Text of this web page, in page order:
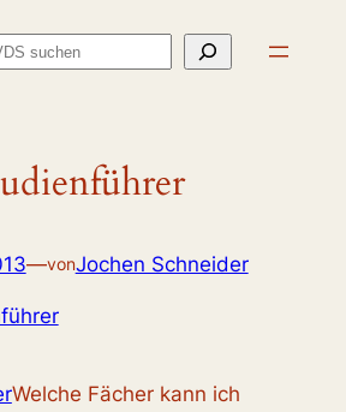
—vonJochen Schneider
Welche Fächer kann ich